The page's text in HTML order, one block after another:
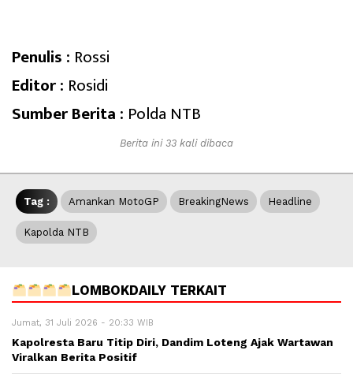
Penulis : Rossi
Editor : Rosidi
Sumber Berita : Polda NTB
Berita ini 33 kali dibaca
Tag : Amankan MotoGP BreakingNews Headline
Kapolda NTB
LOMBOKDAILY TERKAIT
Jumat, 31 Juli 2026 - 20:33 WIB
Kapolresta Baru Titip Diri, Dandim Loteng Ajak Wartawan
Viralkan Berita Positif